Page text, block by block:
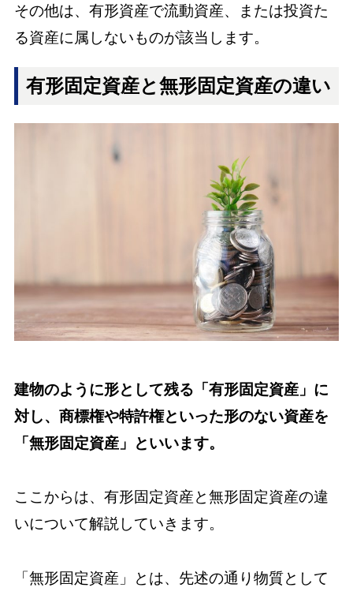
その他は、有形資産で流動資産、または投資た
る資産に属しないものが該当します。
有形固定資産と無形固定資産の違い
建物のように形として残る「有形固定資産」に
対し、商標権や特許権といった形のない資産を
「無形固定資産」といいます。
ここからは、有形固定資産と無形固定資産の違
いについて解説していきます。
「無形固定資産」とは、先述の通り物質として